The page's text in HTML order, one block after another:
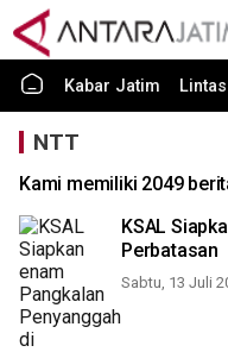
Kabar Jatim
NTT
Kami memiliki 2049
KSAL
Perbatasan
Sabtu, 13 Juli